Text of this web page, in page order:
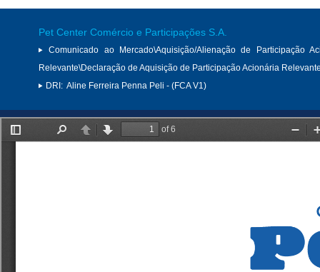
Pet Center Comércio e Participações S.A.
Comunicado ao Mercado\Aquisição/Alienação de Participação
Relevante\Declaração de Aquisição de Participação Acionária
DRI: Aline Ferreira Penna Peli - (FCA V1)